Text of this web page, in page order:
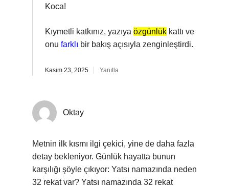
Koca!
Kıymetli katkınız, yazıya özgünlük kattı ve
onu farklı bir bakış açısıyla zenginleştirdi.
Kasım 23, 2025 Yanıtla
Oktay
Metnin ilk kısmı ilgi çekici, yine de daha fazla
detay bekleniyor. Günlük hayatta bunun
karşılığı şöyle çıkıyor: Yatsı namazında neden
32 rekat var? Yatsı namazında 32 rekat